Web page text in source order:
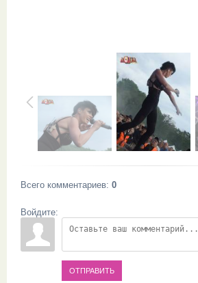
Всего комментариев: 0
Войдите:
ОТПРАВИТЬ